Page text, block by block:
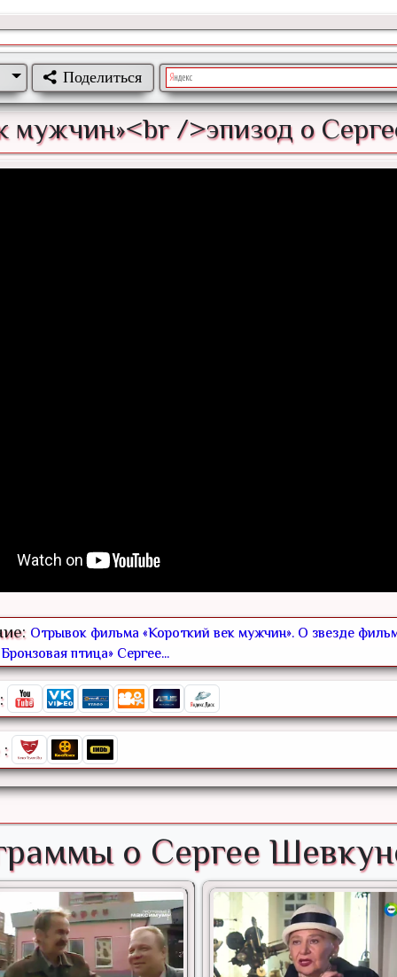
Поделиться
мужчин»<br />эпизод о
Отрывок фильма «Короткий век мужчин». О звезде
птица» Сергее...
:
о Сергее